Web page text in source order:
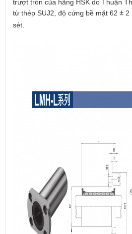
trượt tròn của hãng HSK do Thuận
từ thép SUJ2, độ cứng bề mặt 62 ± 2
sét.